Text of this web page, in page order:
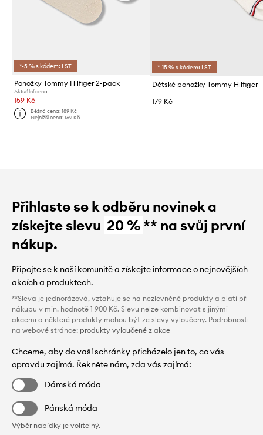
*-5 % s kódem: LST
Ponožky Tommy Hilfiger 2-pack
Aktuální cena:
159 Kč
Běžná cena:189 Kč
Nejnižší cena:169 Kč
*-15 % s kódem: LST
Dětské ponožky Tommy Hilfiger
179 Kč
Přihlaste se k odběru novinek a
získejte slevu 20 %** na svůj první
nákup.
Připojte se k naší komunitě a získejte informace o nejnovějších
akcích a produktech.
**Sleva je jednorázová, vztahuje se na nezlevněné produkty a platí při
nákupu v min. hodnotě 1 900 Kč. Slevu nelze kombinovat s jinými
akcemi a některé produkty mohou být ze slevy vyloučeny. Podrobnosti
na webové stránce: produkty vyloučené z akce
Chceme, aby do vaší schránky přicházelo jen to, co vás
opravdu zajímá. Řekněte nám, zda vás zajímá:
Dámská móda
Pánská móda
Výběr nabídky je volitelný.